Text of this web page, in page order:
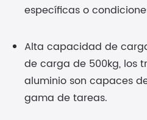
específicas o
Alta capacidad de
de carga de 500kg, los
aluminio son capaces
gama de tareas.